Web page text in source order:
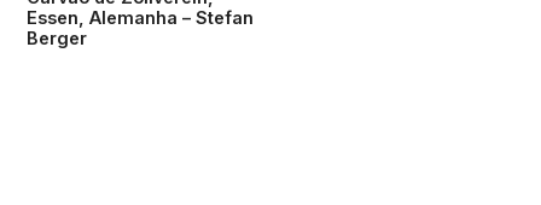
Essen, Alemanha – Stefan
Berger